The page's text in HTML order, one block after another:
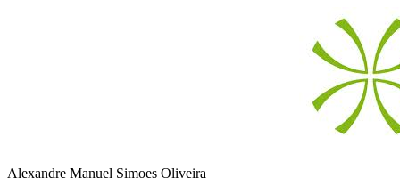
Alexandre Manuel Simoes Oliveira